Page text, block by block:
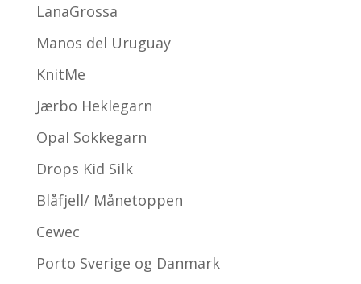
LanaGrossa
Manos del Uruguay
KnitMe
Jærbo Heklegarn
Opal Sokkegarn
Drops Kid Silk
Blåfjell/ Månetoppen
Cewec
Porto Sverige og Danmark